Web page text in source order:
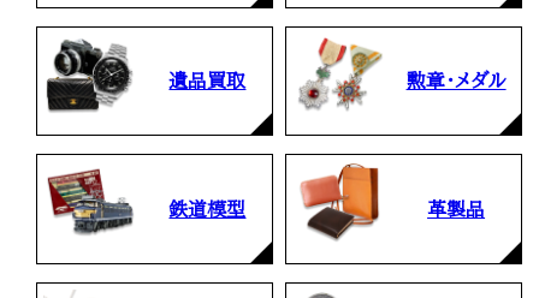
遺品買取 勲章・メダル
鉄道模型 革製品